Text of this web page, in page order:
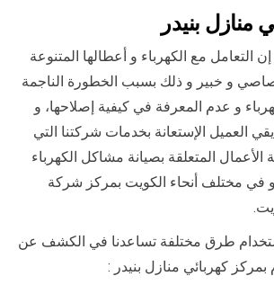
بنيدر
التعامل مع الكهرباء و أعطالها المتنوعة
و خبير و ذلك بسبب الخطورة الناجمة
و عدم المعرفة في كيفية إصلاحها، و
العميل الإستعانة بخدمات شركتنا التي
المتعلقة بصيانة مشاكل الكهرباء
و في مختلف أنحاء الكويت بمركز شركة
طرق مختلفة تساعدنا في الكشف عن
كهربائي منازل بنيدر :